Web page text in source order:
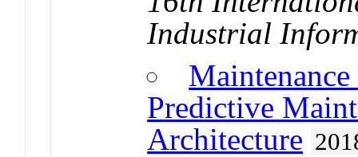
Industrial
Predictive
Architecture